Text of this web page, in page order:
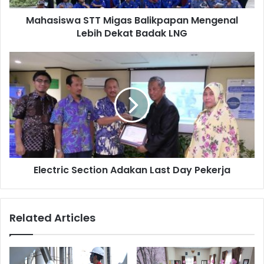
Indonesia akan bergulir di Pekan baru pada pertengahan
bulan Juli mendatang(*).
LNG
Mahasiswa STT Migas Balikpapan Mengenal
Lebih Dekat Badak LNG
Section
Adakan
Last
Day
Pekerja
Electric Section Adakan Last Day Pekerja
Related Articles